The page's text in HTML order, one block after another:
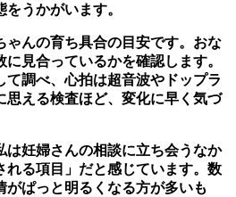
うかがいます。
ゃんの育ち具合の目安です。おな
見合っているかを確認します。
て調べ、心拍は超音波やドップラ
思える検査ほど、変化に早く気づ
は妊婦さんの相談に立ち会うなか
れる項目」だと感じています。数
がぱっと明るくなる方が多いも